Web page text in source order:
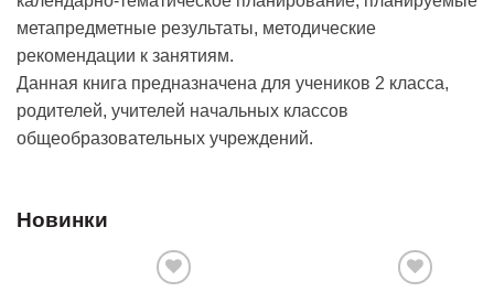
метапредметные результаты, методические
рекомендации к занятиям.
Данная книга предназначена для учеников 2 класса,
родителей, учителей начальных классов
общеобразовательных учреждений.
Новинки